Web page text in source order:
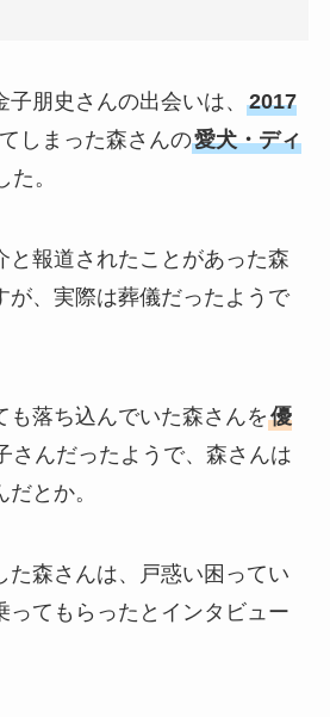
朋史さんの出会いは、 2017
しまった森さんの愛犬・ディ
た。
と報道されたことがあった森
が、実際は葬儀だったようで
も落ち込んでいた森さんを優
さんだったようで、森さんは
とか。
た森さんは、戸惑い困ってい
ってもらったとインタビュー